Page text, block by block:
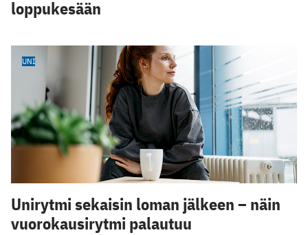
loppukesään
UNI
Unirytmi sekaisin loman jälkeen – näin
vuorokausirytmi palautuu